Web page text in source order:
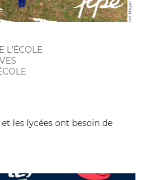
L'ÉCOLE
les lycées ont besoin de